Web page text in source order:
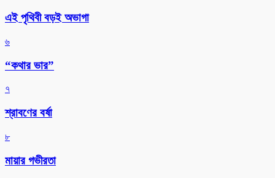
এই পৃথিবী বড়ই অভাগা
৬
“কথার ভার”
৭
শ্রাবণের বর্ষা
৮
মায়ার গভীরতা